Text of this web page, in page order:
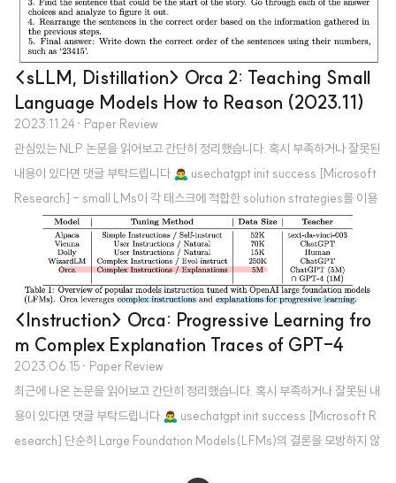
<sLLM, Distillation> Orca 2: Teaching Small
Language Models How to Reason (2023.11)
2023.11.24· Paper Review
관심있는 NLP 논문을 읽어보고 간단히 정리했습니다. 혹시 부족하거나 잘못된
내용이 있다면 댓글 부탁드립니다 🙇‍♂️ usechatgpt init success [Microsoft
Research] - small LMs이 각 태스크에 적합한 solution strategies를 이용
하는 방법을 학습시키는 것이 목표 - 기존 모델 Orca 1 대비 강한 추론 능력을
보유할 수 있도록 학습하여 최대 10x 사이즈 모델보다도 우월한 성능을 보이는
경우가 많음을 확인함 배경 LLM이 unseen tasks에 대해 문제를 잘 처리할 수
있는 zero-shot ability가 알려짐 그러나 단순히 Teacher model의 output
을 모방하는 Imitation Learning 방식은 한계가 존재 따라서 여러 태..
<Instruction> Orca: Progressive Learning fro
m Complex Explanation Traces of GPT-4
2023.06.15 · Paper Review
최근에 나온 논문을 읽어보고 간단히 정리했습니다. 혹시 부족하거나 잘못된 내
용이 있다면 댓글 부탁드립니다 🙇‍♂️ usechatgpt init success [Microsoft R
esearch] 단순히 Large Foundation Models(LFMs)의 결론을 모방하지 않